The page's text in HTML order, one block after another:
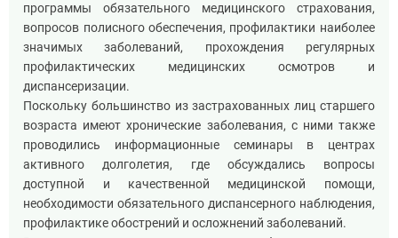
программы обязательного медицинского страхования,
вопросов полисного обеспечения, профилактики наиболее
значимых заболеваний, прохождения регулярных
профилактических медицинских осмотров и
диспансеризации.
Поскольку большинство из застрахованных лиц старшего
возраста имеют хронические заболевания, с ними также
проводились информационные семинары в центрах
активного долголетия, где обсуждались вопросы
доступной и качественной медицинской помощи,
необходимости обязательного диспансерного наблюдения,
профилактике обострений и осложнений заболеваний.